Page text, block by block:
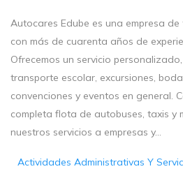
Autocares Edube es una empresa
con más de cuarenta años de
Ofrecemos un servicio
transporte escolar, excursiones,
convenciones y eventos en general.
completa flota de autobuses, taxis y
nuestros servicios a empresas y...
Actividades Administrativas Y